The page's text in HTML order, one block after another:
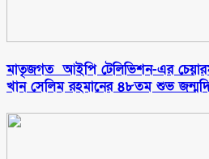
মাতৃজগত আইপি টেলিভিশন-এর
খান সেলিম রহমানের ৪৮তম শুভ